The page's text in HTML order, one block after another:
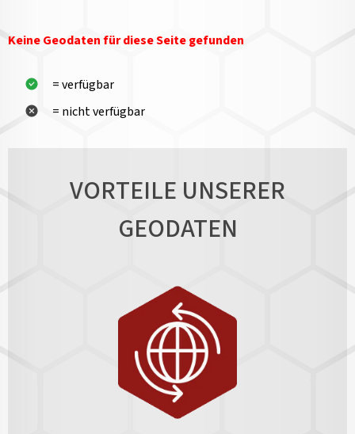
Keine Geodaten für diese Seite gefunden
= verfügbar
= nicht verfügbar
VORTEILE UNSERER
GEODATEN